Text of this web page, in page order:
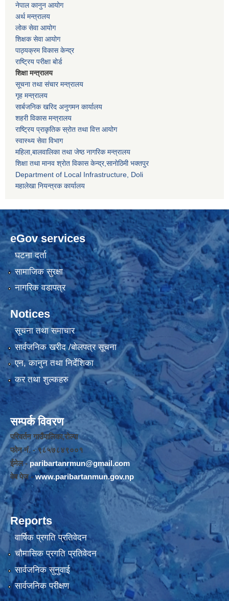
नेपाल कानुन आयोग
अर्थ मन्त्रालय
लोक सेवा आयोग
शिक्षक सेवा आयोग
पाठ्यक्रम विकास केन्द्र
राष्ट्रिय परीक्षा बोर्ड
शिक्षा मन्त्रालय
सूचना तथा संचार मन्त्रालय
गृह मन्त्रालय
सार्बजनिक खरिद अनुगमन कार्यालय
शहरी विकास मन्त्रालय
राष्ट्रिय प्राकृतिक स्रोत तथा वित्त आयोग
स्वास्थ्य सेवा विभाग
महिला,बालवालिका तथा जेष्ठ नागरिक मन्त्रालय
शिक्षा तथा मानव श्राेत विकास केन्द्र,सानाेठिमी भक्तपुर
Department of Local Infrastructure, Doli
महालेखा नियन्त्रक कार्यालय
eGov services
घटना दर्ता
सामाजिक सुरक्षा
नागरिक वडापत्र
Notices
सूचना तथा समाचार
सार्वजनिक खरीद /बोलपत्र सूचना
एन, कानुन तथा निर्देशिका
कर तथा शुल्कहरु
सम्पर्क विवरण
परिवर्तन गाउँपालिका,रोल्पा
फोन नंं. - ९८५७८४९००१
ईमेल -paribartanrmun@gmail.com
वेब पेज -www.paribartanmun.gov.np
Reports
वार्षिक प्रगति प्रतिवेदन
चौमासिक प्रगति प्रतिवेदन
सार्वजनिक सुनुवाई
सार्वजनिक परीक्षण